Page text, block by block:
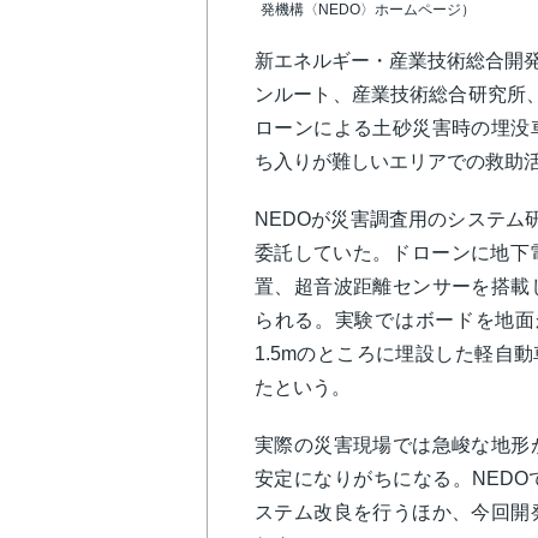
発機構〈NEDO〉ホームページ）
新エネルギー・産業技術総合開
ンルート、産業技術総合研究所
ローンによる土砂災害時の埋
ち入りが難しいエリアでの救助
NEDOが災害調査用のシステム
委託していた。ドローンに地
置、超音波距離センサーを搭
られる。実験ではボードを地
1.5mのところに埋設した軽自
たという。
実際の災害現場では急峻な地
安定になりがちになる。
ステム改良を行うほか、今回